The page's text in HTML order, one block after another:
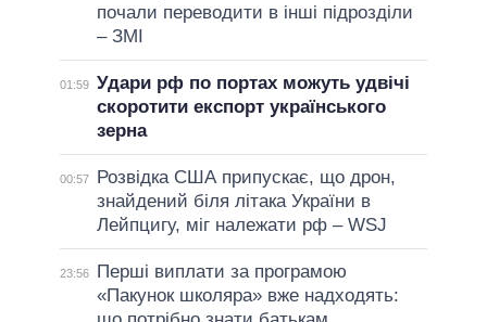
почали переводити в інші підрозділи
– ЗМІ
01:59 Удари рф по портах можуть удвічі
скоротити експорт українського
зерна
00:57
Розвідка США припускає, що дрон,
знайдений біля літака України в
Лейпцигу, міг належати рф – WSJ
23:56
Перші виплати за програмою
«Пакунок школяра» вже надходять: